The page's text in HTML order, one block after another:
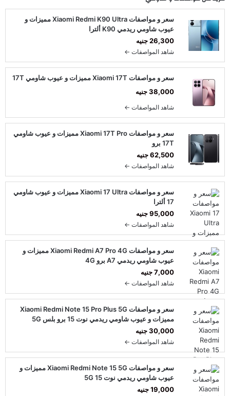
سعر و مواصفات Xiaomi Redmi K90 Ultra مميزات و
عيوب شاومي ريدمي K90 ألترا
26,300 جنيه
شاهد المواصفات ←
سعر و مواصفات Xiaomi 17T مميزات و عيوب شاومي 17T
38,000 جنيه
شاهد المواصفات ←
سعر و مواصفات Xiaomi 17T Pro مميزات و عيوب شاومي
17T برو
62,500 جنيه
شاهد المواصفات ←
سعر و مواصفات Xiaomi 17 Ultra مميزات و عيوب شاومي
17 ألترا
95,000 جنيه
شاهد المواصفات ←
سعر و مواصفات Xiaomi Redmi A7 Pro 4G مميزات و
عيوب شاومي ريدمي A7 برو 4G
7,000 جنيه
شاهد المواصفات ←
سعر و مواصفات Xiaomi Redmi Note 15 Pro Plus 5G
مميزات و عيوب شاومي ريدمي نوت 15 برو بلس 5G
30,000 جنيه
شاهد المواصفات ←
سعر و مواصفات Xiaomi Redmi Note 15 5G مميزات و
عيوب شاومي ريدمي نوت 15 5G
19,000 جنيه